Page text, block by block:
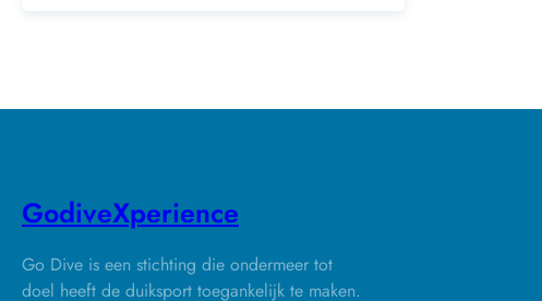
GodiveXperience
Go Dive is een stichting die ondermeer tot
doel heeft de duiksport toegankelijk te maken.